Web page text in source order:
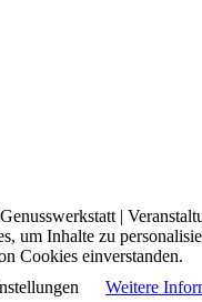
|
um Inhalte zu
Cookies einverstanden.
Weitere